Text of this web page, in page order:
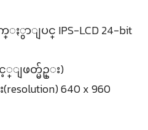
ာျပင္ IPS-LCD 24-bit
င့္ျဖတ္မ်ဥ္း)
640 x 960